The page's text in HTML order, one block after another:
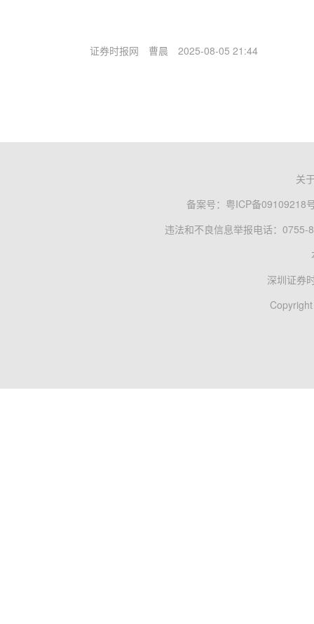
证券时报网 曹晨 2025-08-05 21:44
关
备案号： 粤ICP备09109218
违法和不良信息举报电话：0755-
深圳证券